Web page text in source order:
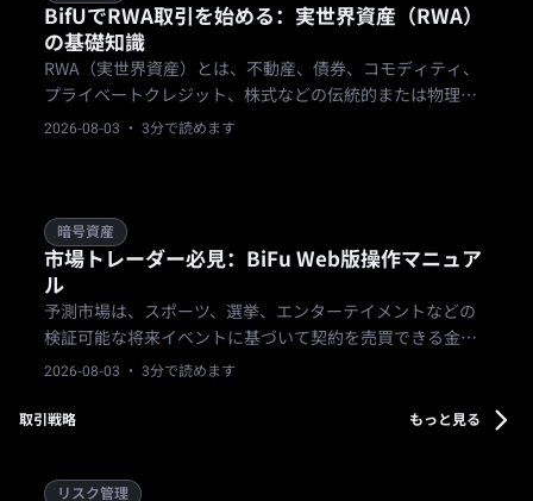
BifUでRWA取引を始める：実世界資産（RWA）
の基礎知識
RWA（実世界資産）とは、不動産、債券、コモディティ、
プライベートクレジット、株式などの伝統的または物理的
資産をブロックチェーン上にトークン化するプロセスを指
2026-08-03 · 3分で読めます
暗号資産
市場トレーダー必見：BiFu Web版操作マニュア
ル
予測市場は、スポーツ、選挙、エンターテイメントなどの
検証可能な将来イベントに基づいて契約を売買できる金融
プラットフォームです。市場価格は群衆の確率推定を反映
2026-08-03 · 3分で読めます
取引戦略 もっと見る
リスク管理